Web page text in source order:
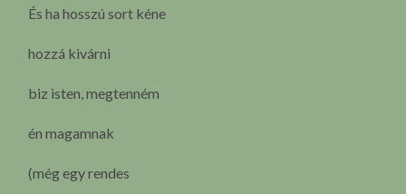
És ha hosszú sort kéne
hozzá kivárni
biz isten, megtenném
én magamnak
(még egy rendes